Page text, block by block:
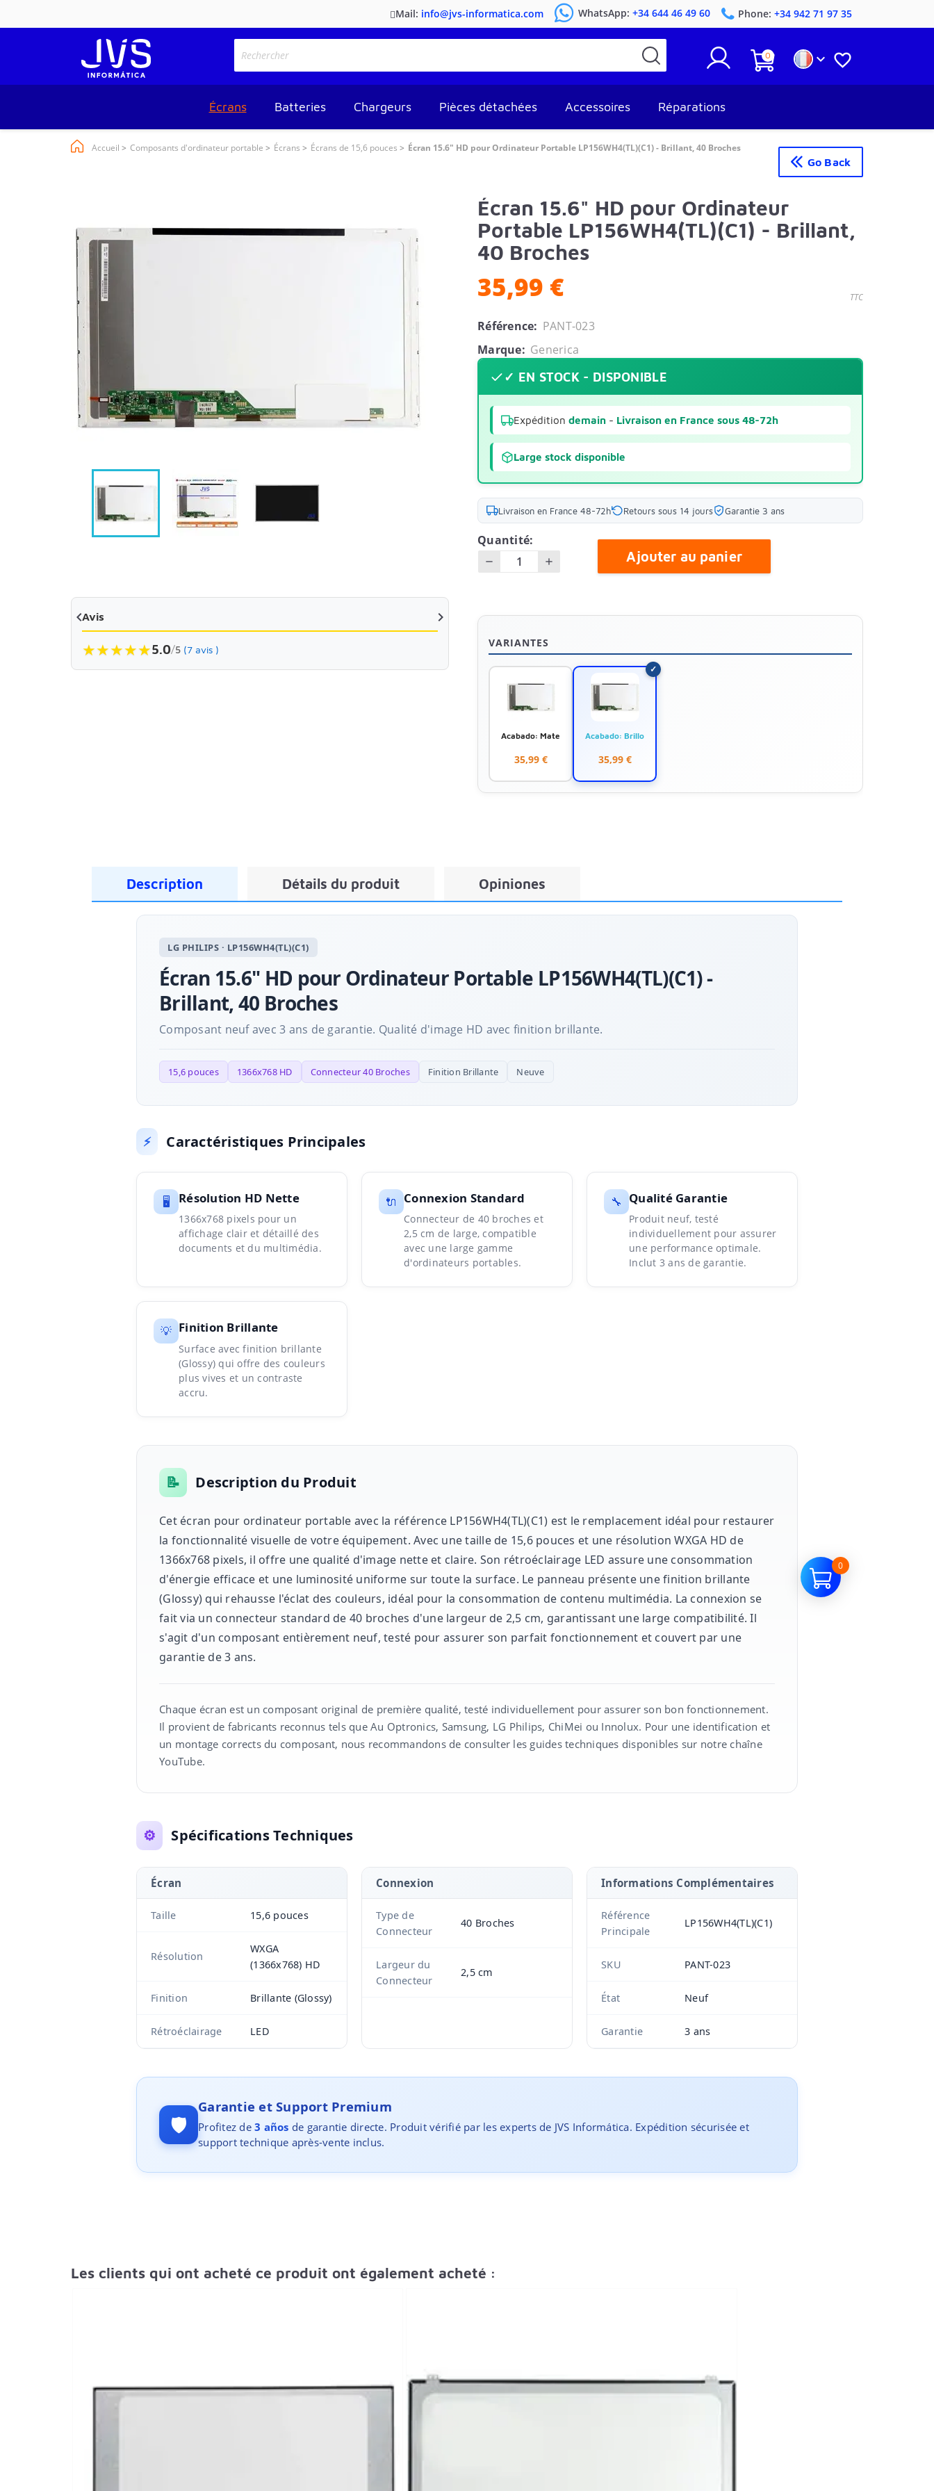
Mail: info@jvs-informatica.com WhatsApp:+34 644 46 49 60 Phone: +34 942 71 97 35
0  
Écrans Batteries Chargeurs Pièces détachées Accessoires Réparations
Accueil Composants d'ordinateur portable Écrans Écrans de 15,6 pouces Écran 15.6" HD pour Ordinateur Portable LP156WH4(TL)(C1) - Brillant, 40 Broches
Go Back
 
Avis
★★★★★5.0/5 (7 avis )
Écran 15.6" HD pour Ordinateur
Portable LP156WH4(TL)(C1) - Brillant,
40 Broches
35,99 € TTC
Référence: PANT-023
Marque: Generica
✓ EN STOCK - DISPONIBLE
Expédition demain - Livraison en France sous 48-72h
Large stock disponible
Livraison en France 48-72h Retours sous 14 jours Garantie 3 ans
Quantité:
Ajouter au panier
VARIANTES
Acabado: Mate
35,99 €
Acabado: Brillo
35,99 €
Description Détails du produit Opiniones
LG PHILIPS · LP156WH4(TL)(C1)
Écran 15.6" HD pour Ordinateur Portable LP156WH4(TL)(C1) -
Brillant, 40 Broches
Composant neuf avec 3 ans de garantie. Qualité d'image HD avec finition brillante.
15,6 pouces 1366x768 HD Connecteur 40 Broches Finition Brillante Neuve
⚡ Caractéristiques Principales
🖥️ Résolution HD Nette
1366x768 pixels pour un
affichage clair et détaillé des
documents et du multimédia.
🔌 Connexion Standard
Connecteur de 40 broches et
2,5 cm de large, compatible
avec une large gamme
d'ordinateurs portables.
🔧 Qualité Garantie
Produit neuf, testé
individuellement pour assurer
une performance optimale.
Inclut 3 ans de garantie.
💡 Finition Brillante
Surface avec finition brillante
(Glossy) qui offre des couleurs
plus vives et un contraste
accru.
📝 Description du Produit
Cet écran pour ordinateur portable avec la référence LP156WH4(TL)(C1) est le remplacement idéal pour restaurer
la fonctionnalité visuelle de votre équipement. Avec une taille de 15,6 pouces et une résolution WXGA HD de
1366x768 pixels, il offre une qualité d'image nette et claire. Son rétroéclairage LED assure une consommation
d'énergie efficace et une luminosité uniforme sur toute la surface. Le panneau présente une finition brillante
(Glossy) qui rehausse l'éclat des couleurs, idéal pour la consommation de contenu multimédia. La connexion se
fait via un connecteur standard de 40 broches d'une largeur de 2,5 cm, garantissant une large compatibilité. Il
s'agit d'un composant entièrement neuf, testé pour assurer son parfait fonctionnement et couvert par une
garantie de 3 ans.
Chaque écran est un composant original de première qualité, testé individuellement pour assurer son bon fonctionnement.
Il provient de fabricants reconnus tels que Au Optronics, Samsung, LG Philips, ChiMei ou Innolux. Pour une identification et
un montage corrects du composant, nous recommandons de consulter les guides techniques disponibles sur notre chaîne
YouTube.
⚙️ Spécifications Techniques
Écran
Taille 15,6 pouces
Résolution
WXGA
(1366x768) HD
Finition Brillante (Glossy)
Rétroéclairage LED
Connexion
Type de
Connecteur
40 Broches
Largeur du
Connecteur
2,5 cm
Informations Complémentaires
Référence
Principale
LP156WH4(TL)(C1)
SKU PANT-023
État Neuf
Garantie 3 ans
🛡️
Garantie et Support Premium
Profitez de 3 años de garantie directe. Produit vérifié par les experts de JVS Informática. Expédition sécurisée et
support technique après-vente inclus.
Les clients qui ont acheté ce produit ont également acheté :
0